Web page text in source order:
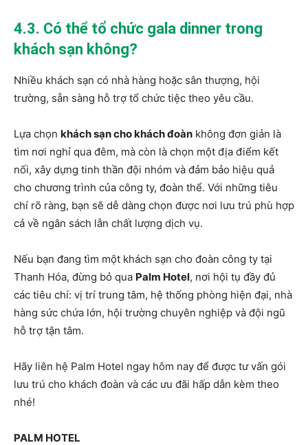
4.3. Có thể tổ chức gala dinner trong
khách sạn không?
Nhiều khách sạn có nhà hàng hoặc sân thượng, hội
trường, sẵn sàng hỗ trợ tổ chức tiệc theo yêu cầu.
Lựa chọn khách sạn cho khách đoàn không đơn giản là
tìm nơi nghỉ qua đêm, mà còn là chọn một địa điểm kết
nối, xây dựng tinh thần đội nhóm và đảm bảo hiệu quả
cho chương trình của công ty, đoàn thể. Với những tiêu
chí rõ ràng, bạn sẽ dễ dàng chọn được nơi lưu trú phù hợp
cả về ngân sách lẫn chất lượng dịch vụ.
Nếu bạn đang tìm một khách sạn cho đoàn công ty tại
Thanh Hóa, đừng bỏ qua Palm Hotel, nơi hội tụ đầy đủ
các tiêu chí: vị trí trung tâm, hệ thống phòng hiện đại, nhà
hàng sức chứa lớn, hội trường chuyên nghiệp và đội ngũ
hỗ trợ tận tâm.
Hãy liên hệ Palm Hotel ngay hôm nay để được tư vấn gói
lưu trú cho khách đoàn và các ưu đãi hấp dẫn kèm theo
nhé!
PALM HOTEL